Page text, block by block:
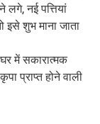
नई पत्तियां
शुभ माना जाता
में सकारात्मक
प्राप्त होने वाली